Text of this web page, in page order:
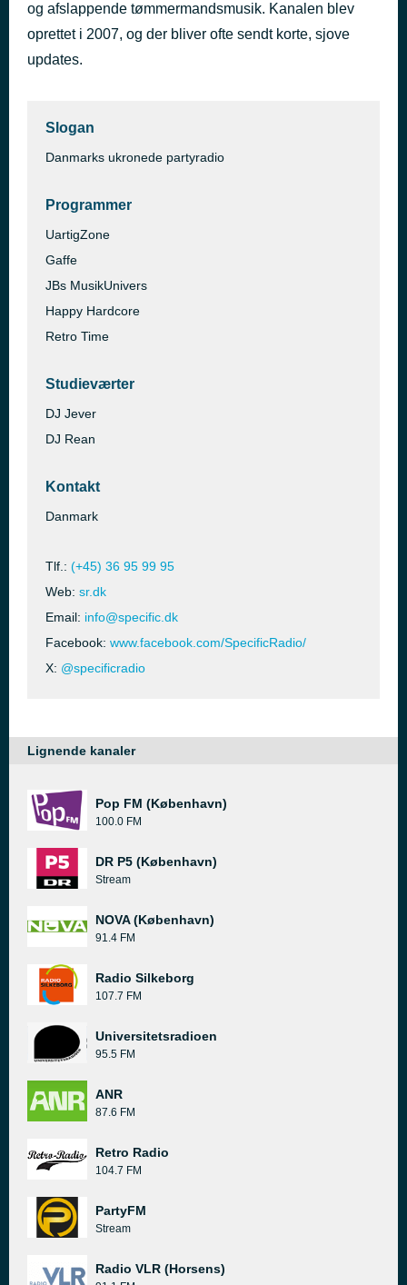
og afslappende tømmermandsmusik. Kanalen blev
oprettet i 2007, og der bliver ofte sendt korte, sjove
updates.
Slogan
Danmarks ukronede partyradio
Programmer
UartigZone
Gaffe
JBs MusikUnivers
Happy Hardcore
Retro Time
Studieværter
DJ Jever
DJ Rean
Kontakt
Danmark
Tlf.: (+45) 36 95 99 95
Web: sr.dk
Email: info@specific.dk
Facebook: www.facebook.com/SpecificRadio/
X: @specificradio
Lignende kanaler
Pop FM (København)
100.0 FM
DR P5 (København)
Stream
NOVA (København)
91.4 FM
Radio Silkeborg
107.7 FM
Universitetsradioen
95.5 FM
ANR
87.6 FM
Retro Radio
104.7 FM
PartyFM
Stream
Radio VLR (Horsens)